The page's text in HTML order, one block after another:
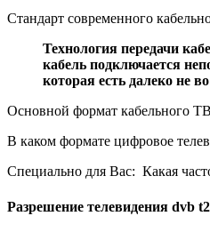
Стандарт современного
Технология передачи
кабель подключается
которая есть далеко не
Основной формат кабельного
В каком формате цифровое
Специально для Вас: Какая
Разрешение телевидения dvb